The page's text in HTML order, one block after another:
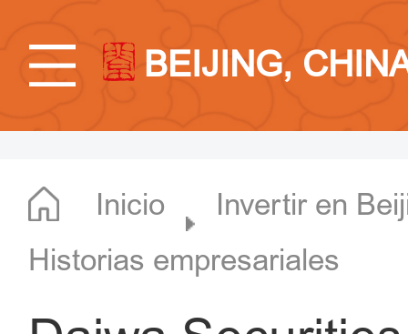
BEIJING,
Inicio
Invertir en
Historias empresariales